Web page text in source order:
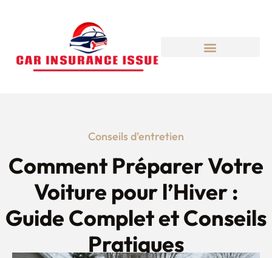
Conseils d'entretien
Comment Préparer Votre
Voiture pour l’Hiver :
Guide Complet et Conseils
Pratiques